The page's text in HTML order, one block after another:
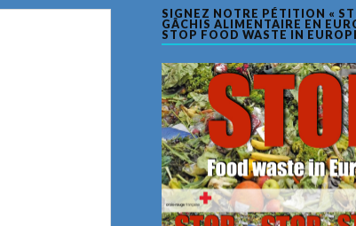
SIGNEZ NOTRE PÉTITION «
GÂCHIS ALIMENTAIRE EN
STOP FOOD WASTE IN